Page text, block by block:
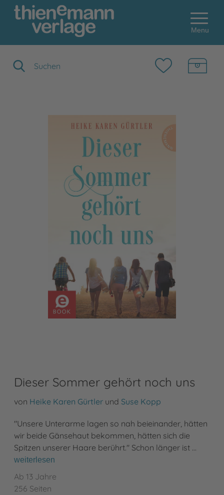
Menu
Dieser Sommer gehört noch uns
von Heike Karen Gürtler und Suse Kopp
"Unsere Unterarme lagen so nah beieinander, hätten
wir beide Gänsehaut bekommen, hätten sich die
Spitzen unserer Haare berührt." Schon länger ist …
weiterlesen
Ab 13 Jahre
256 Seiten